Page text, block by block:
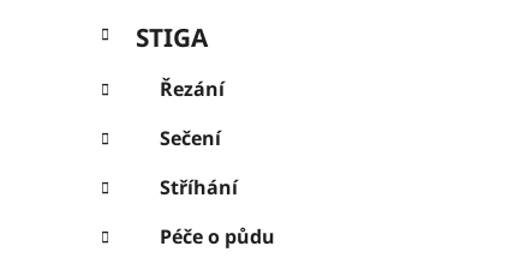
STIGA
Řezání
Sečení
Stříhání
Péče o půdu